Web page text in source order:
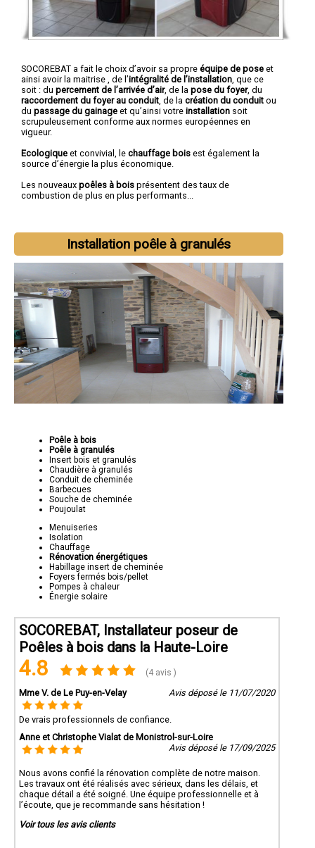
SOCOREBAT a fait le choix d’avoir sa propre équipe de pose et
ainsi avoir la maitrise , de l’intégralité de l’installation, que ce
soit : du percement de l’arrivée d’air, de la pose du foyer, du
raccordement du foyer au conduit, de la création du conduit ou
du passage du gainage et qu’ainsi votre installation soit
scrupuleusement conforme aux normes européennes en
vigueur.
Ecologique et convivial, le chauffage bois est également la
source d’énergie la plus économique.
Les nouveaux poêles à bois présentent des taux de
combustion de plus en plus performants...
Installation poêle à granulés
Poêle à bois
Poêle à granulés
Insert bois et granulés
Chaudière à granulés
Conduit de cheminée
Barbecues
Souche de cheminée
Poujoulat
Menuiseries
Isolation
Chauffage
Rénovation énergétiques
Habillage insert de cheminée
Foyers fermés bois/pellet
Pompes à chaleur
Énergie solaire
SOCOREBAT, Installateur poseur de
Poêles à bois dans la Haute-Loire
4.8 (4 avis )
Mme V. de Le Puy-en-Velay Avis déposé le 11/07/2020
De vrais professionnels de confiance.
Anne et Christophe Vialat de Monistrol-sur-Loire
Avis déposé le 17/09/2025
Nous avons confié la rénovation complète de notre maison.
Les travaux ont été réalisés avec sérieux, dans les délais, et
chaque détail a été soigné. Une équipe professionnelle et à
l’écoute, que je recommande sans hésitation !
Voir tous les avis clients